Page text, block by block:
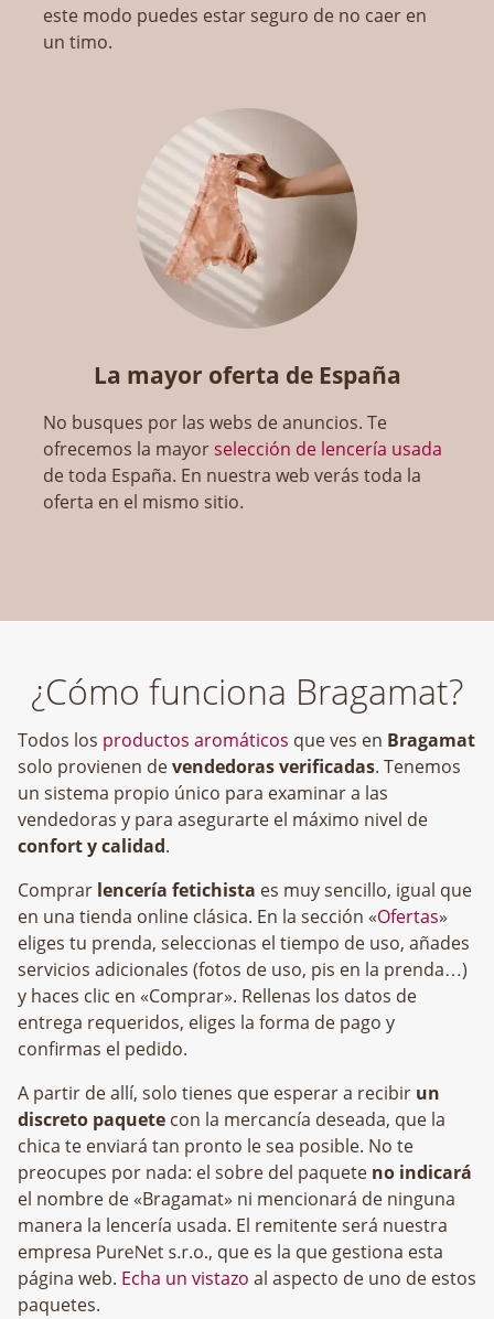
este modo puedes estar seguro de no caer en
un timo.
La mayor oferta de España
No busques por las webs de anuncios. Te
ofrecemos la mayorselección de lencería usada
de toda España. En nuestra web verás toda la
oferta en el mismo sitio.
¿Cómo funciona Bragamat?
Todos los productos aromáticos que ves en Bragamat
solo provienen devendedoras verificadas. Tenemos
un sistema propio único para examinar a las
vendedoras y para asegurarte el máximo nivel de
confort y calidad.
Comprar lencería fetichista es muy sencillo, igual que
en una tienda online clásica. En la sección «Ofertas»
eliges tu prenda, seleccionas el tiempo de uso, añades
servicios adicionales (fotos de uso, pis en la prenda…)
y haces clic en «Comprar». Rellenas los datos de
entrega requeridos, eliges la forma de pago y
confirmas el pedido.
A partir de allí, solo tienes que esperar a recibir un
discreto paquete con la mercancía deseada, que la
chica te enviará tan pronto le sea posible. No te
preocupes por nada: el sobre del paquete no indicará
el nombre de «Bragamat» ni mencionará de ninguna
manera la lencería usada. El remitente será nuestra
empresa
, que es la que gestiona esta
página web. Echa un vistazo al aspecto de uno de estos
paquetes.